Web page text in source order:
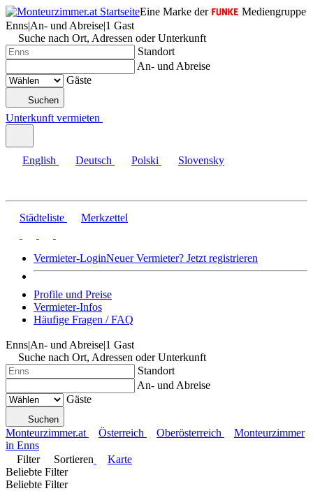
Eine Marke der
Mediengruppe
Enns|An- und Abreise|1 Gast
Suche nach Ort, Adressen oder Unterkunft
Standort
An- und Abreise
Gäste
Suchen
Unterkunft vermieten
English Deutsch Polski Slovensky
Städteliste Merkzettel
Vermieter-LoginNeuer Vermieter? Jetzt registrieren
Profile und Preise
Vermieter-Infos
Häufige Fragen / FAQ
Enns|An- und Abreise|1 Gast
Suche nach Ort, Adressen oder Unterkunft
Standort
An- und Abreise
Gäste
Suchen
Monteurzimmer.at Österreich Oberösterreich
Monteurzimmer
in Enns
Filter
Sortieren
Karte
Beliebte Filter
Beliebte Filter